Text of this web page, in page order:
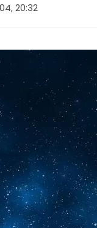
20:32